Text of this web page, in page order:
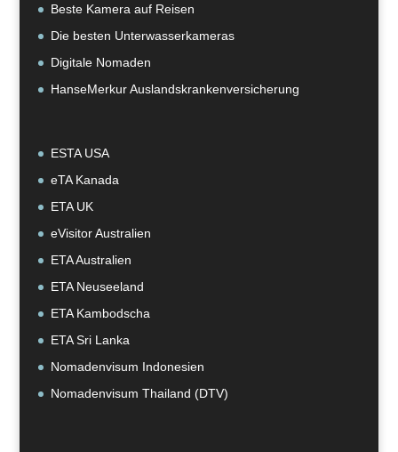
Beste Kamera auf Reisen
Die besten Unterwasserkameras
Digitale Nomaden
HanseMerkur Auslandskrankenversicherung
ESTA USA
eTA Kanada
ETA UK
eVisitor Australien
ETA Australien
ETA Neuseeland
ETA Kambodscha
ETA Sri Lanka
Nomadenvisum Indonesien
Nomadenvisum Thailand (DTV)